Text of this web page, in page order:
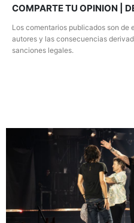
COMPARTE TU OPINION |
Los comentarios publicados son de
autores y las consecuencias
sanciones legales.